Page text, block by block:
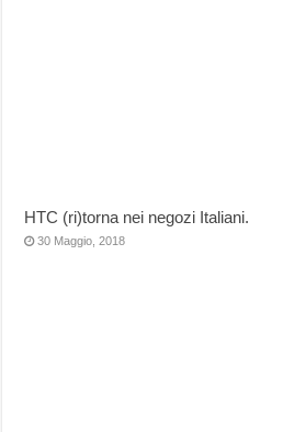
HTC (ri)torna nei negozi Italiani.
30 Maggio, 2018